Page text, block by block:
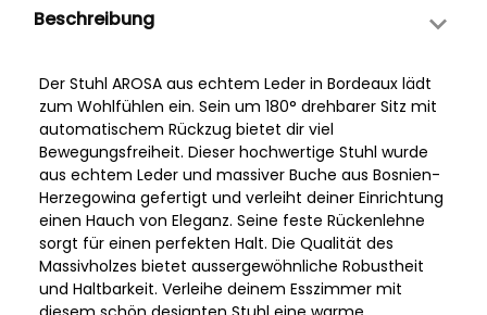
Beschreibung
Der Stuhl AROSA aus echtem Leder in Bordeaux lädt
zum Wohlfühlen ein. Sein um 180° drehbarer Sitz mit
automatischem Rückzug bietet dir viel
Bewegungsfreiheit. Dieser hochwertige Stuhl wurde
aus echtem Leder und massiver Buche aus Bosnien-
Herzegowina gefertigt und verleiht deiner Einrichtung
einen Hauch von Eleganz. Seine feste Rückenlehne
sorgt für einen perfekten Halt. Die Qualität des
Massivholzes bietet aussergewöhnliche Robustheit
und Haltbarkeit. Verleihe deinem Esszimmer mit